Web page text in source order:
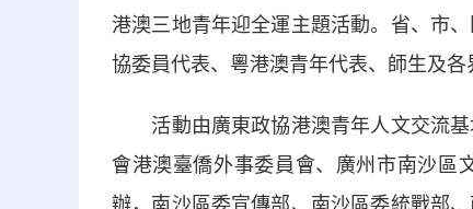
港澳三地青年迎全運主題活動。省、市
協委員代表、粵港澳青年代表、師生及各
活動由廣東政協港澳青年人文交流基
會港澳臺僑外事委員會、廣州市南沙區
辦，南沙區委宣傳部、南沙區委統戰部